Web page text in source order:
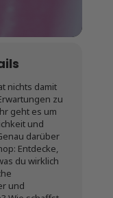
nichts damit
zu
geht es um
und
darüber
Entdecke,
du wirklich
und